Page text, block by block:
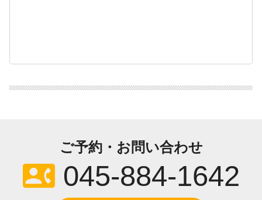
ご予約・お問い合わせ
contact_phone045-884-1642